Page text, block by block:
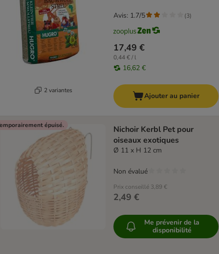
2 variantes
17,49 €
0,44 € / l
16,62 €
Avis: 1.7/5 (3)
Ajouter au panier
épuisé.
Nichoir Kerbl Pet pour
oiseaux exotiques
Ø 11 x H 12 cm
Prix conseillé 3,89 €
2,49 €
Non évalué
Me prévenir de la
disponibilité